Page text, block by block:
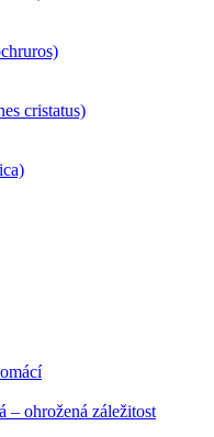
– ohrožená záležitost